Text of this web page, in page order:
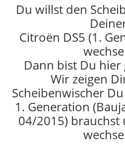
Du willst den
Citroën DS5 (1.
Dann bist Du
Wir zeigen
Scheibenwischer
1. Generation
04/2015) brauchst